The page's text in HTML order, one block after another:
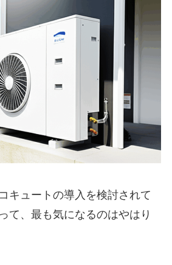
キュートの導入を検討されて
て、最も気になるのはやはり